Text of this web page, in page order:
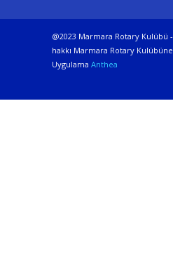
@2023 Marmara Rotary
hakkı Marmara Rotary
Uygulama Anthea